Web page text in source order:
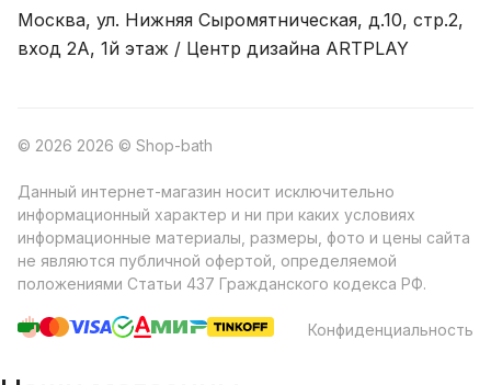
Москва, ул. Нижняя Сыромятническая, д.10, стр.2,
вход 2A, 1й этаж / Центр дизайна ARTPLAY
© 2026 2026 © Shop-bath
Данный интернет-магазин носит исключительно
информационный характер и ни при каких условиях
информационные материалы, размеры, фото и цены сайта
не являются публичной офертой, определяемой
положениями Статьи 437 Гражданского кодекса РФ.
Конфиденциальность